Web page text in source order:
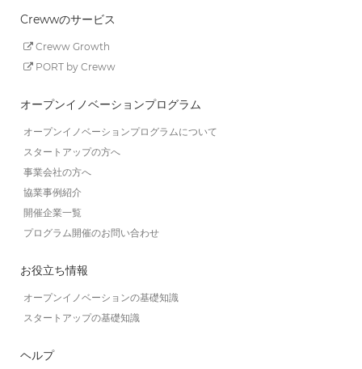
Crewwのサービス
Creww Growth
PORT by Creww
オープンイノベーションプログラム
オープンイノベーションプログラムについて
スタートアップの方へ
事業会社の方へ
協業事例紹介
開催企業一覧
プログラム開催のお問い合わせ
お役立ち情報
オープンイノベーションの基礎知識
スタートアップの基礎知識
ヘルプ